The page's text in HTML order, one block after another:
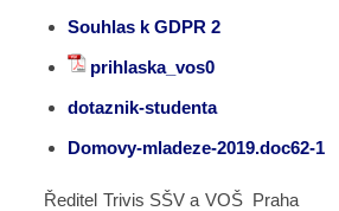
Souhlas k GDPR 2
prihlaska_vos0
dotaznik-studenta
Domovy-mladeze-2019.doc62-1
Ředitel Trivis SŠV a VOŠ Praha